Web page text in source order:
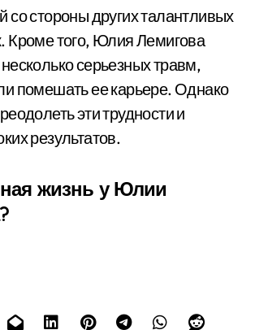
со стороны других талантливых
Кроме того, Юлия Лемигова
серьезных травм,
помешать ее карьере. Однако
эти трудности и
результатов.
жизнь у Юлии